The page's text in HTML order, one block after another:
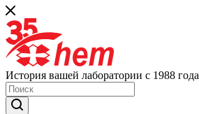
История вашей лаборатории с 1988 года